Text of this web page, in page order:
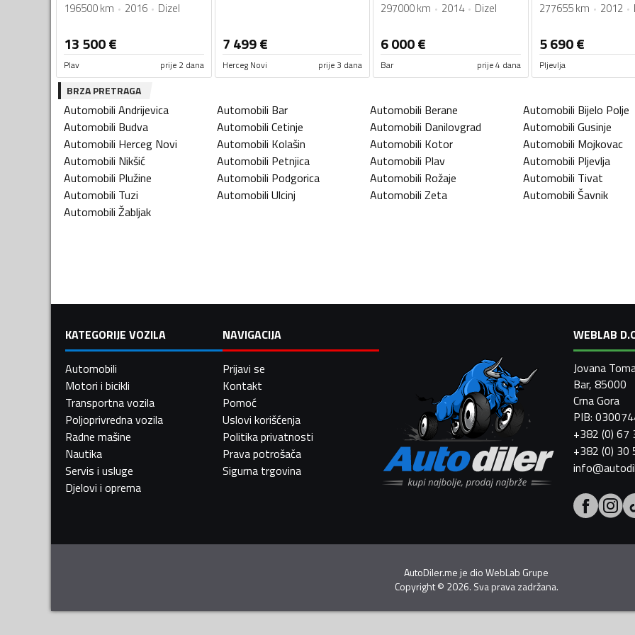
196500 km 2016 Dizel
13 500€
Plav prije 2 dana
7 499€
Herceg Novi prije 3 dana
297000 km 2014 Dizel
6 000€
Bar prije 4 dana
277655 km 2012
5 690€
Pljevlja
BRZA PRETRAGA
Automobili Andrijevica Automobili Bar Automobili Berane Automobili Bijelo Polje
Automobili Budva Automobili Cetinje Automobili Danilovgrad Automobili Gusinje
Automobili Herceg Novi Automobili Kolašin Automobili Kotor Automobili Mojkovac
Automobili Nikšić Automobili Petnjica Automobili Plav Automobili Pljevlja
Automobili Plužine Automobili Podgorica Automobili Rožaje Automobili Tivat
Automobili Tuzi Automobili Ulcinj Automobili Zeta Automobili Šavnik
Automobili Žabljak
KATEGORIJE VOZILA
Automobili
Motori i bicikli
Transportna vozila
Poljoprivredna vozila
Radne mašine
Nautika
Servis i usluge
Djelovi i oprema
NAVIGACIJA
Prijavi se
Kontakt
Pomoć
Uslovi korišćenja
Politika privatnosti
Prava potrošača
Sigurna trgovina
WEBLAB
Jovana
Bar, 85000
Crna Gora
PIB:
+382 (0) 67
+382 (0) 30
AutoDiler.me je dioWebLab Grupe
Copyright© 2026. Sva prava zadržana.